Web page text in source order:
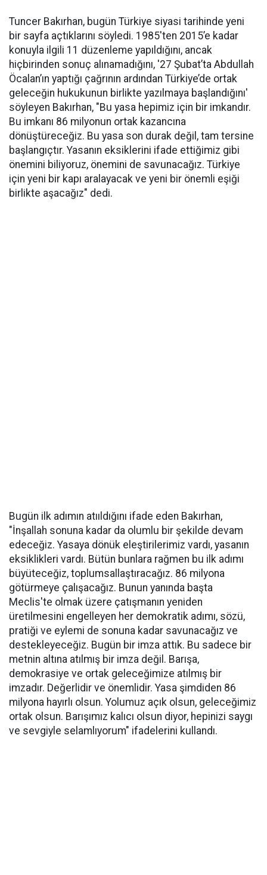
Tuncer Bakırhan, bugün Türkiye siyasi tarihinde yeni
bir sayfa açtıklarını söyledi. 1985'ten 2015’e kadar
konuyla ilgili 11 düzenleme yapıldığını, ancak
hiçbirinden sonuç alınamadığını, '27 Şubat’ta Abdullah
Öcalan’ın yaptığı çağrının ardından Türkiye’de ortak
geleceğin hukukunun birlikte yazılmaya başlandığını'
söyleyen Bakırhan, "Bu yasa hepimiz için bir imkandır.
Bu imkanı 86 milyonun ortak kazancına
dönüştüreceğiz. Bu yasa son durak değil, tam tersine
başlangıçtır. Yasanın eksiklerini ifade ettiğimiz gibi
önemini biliyoruz, önemini de savunacağız. Türkiye
için yeni bir kapı aralayacak ve yeni bir önemli eşiği
birlikte aşacağız" dedi.
Bugün ilk adımın atııldığını ifade eden Bakırhan,
"İnşallah sonuna kadar da olumlu bir şekilde devam
edeceğiz. Yasaya dönük eleştirilerimiz vardı, yasanın
eksiklikleri vardı. Bütün bunlara rağmen bu ilk adımı
büyüteceğiz, toplumsallaştıracağız. 86 milyona
götürmeye çalışacağız. Bunun yanında başta
Meclis'te olmak üzere çatışmanın yeniden
üretilmesini engelleyen her demokratik adımı, sözü,
pratiği ve eylemi de sonuna kadar savunacağız ve
destekleyeceğiz. Bugün bir imza attık. Bu sadece bir
metnin altına atılmış bir imza değil. Barışa,
demokrasiye ve ortak geleceğimize atılmış bir
imzadır. Değerlidir ve önemlidir. Yasa şimdiden 86
milyona hayırlı olsun. Yolumuz açık olsun, geleceğimiz
ortak olsun. Barışımız kalıcı olsun diyor, hepinizi saygı
ve sevgiyle selamlıyorum" ifadelerini kullandı.